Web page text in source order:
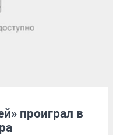
проиграл в